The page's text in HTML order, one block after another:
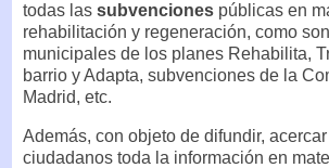
todas las subvenciones públicas en
rehabilitación y regeneración, como
municipales de los planes Rehabilita,
barrio y Adapta, subvenciones de la
Madrid, etc.
Además, con objeto de difundir,
ciudadanos toda la información en